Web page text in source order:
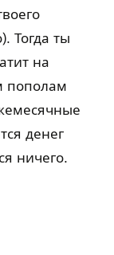
Тогда ты
на
пополам
денег
ничего.